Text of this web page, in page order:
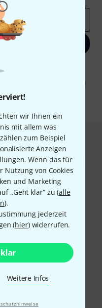
wir Ihnen ein
mit allem was
zum Beispiel
Anzeigen
Wenn das für
Nutzung von Cookies
und Marketing
„Geht klar“ zu (alle
).
jederzeit
(hier) widerrufen.
Weitere Infos
Sie dem Erhalt von E-Mail-
Nutzungsverhaltens zu. Die
Informationen finden Sie in
per Nachnahme,
Sofort bezahlen